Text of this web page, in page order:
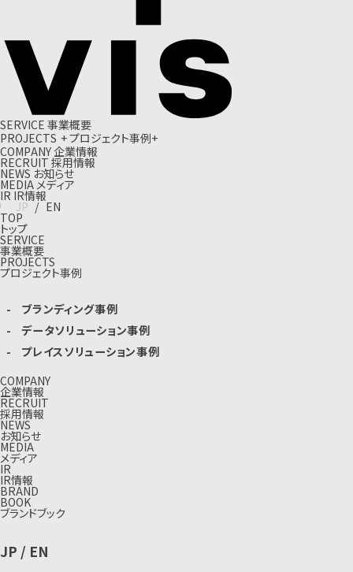
SERVICE 事業概要
PROJECTS +プロジェクト事例+
COMPANY企業情報
RECRUIT 採用情報
NEWS お知らせ
MEDIA メディア
IR IR情報
JP / EN
TOP
トップ
SERVICE
事業概要
PROJECTS
プロジェクト事例
ブランディング事例
データソリューション事例
プレイスソリューション事例
COMPANY
企業情報
RECRUIT
採用情報
NEWS
お知らせ
MEDIA
メディア
IR
IR情報
BRAND
BOOK
ブランドブック
JP / EN